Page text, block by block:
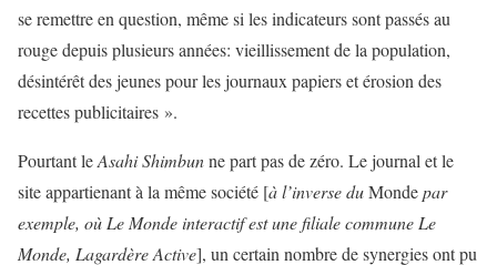
se remettre en question, même si les indicateurs sont passés au
rouge depuis plusieurs années: vieillissement de la population,
désintérêt des jeunes pour les journaux papiers et érosion des
recettes publicitaires ».
Pourtant leAsahi Shimbunne part pas de zéro. Le journal et le
site appartienant à la même société [à l’inverse duMondepar
exemple, où Le Monde interactif est une filiale commune Le
Monde, Lagardère Active], un certain nombre de synergies ont pu